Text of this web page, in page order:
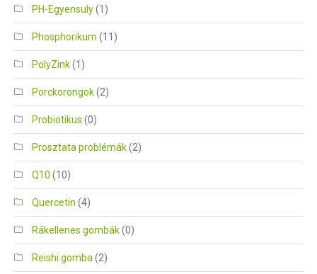
PH-Egyensuly(1)
Phosphorikum (11)
PolyZink(1)
Porckorongok(2)
Probiotikus (0)
Prosztata problémák(2)
Q10 (10)
Quercetin (4)
Rákellenes gombák(0)
Reishi gomba (2)